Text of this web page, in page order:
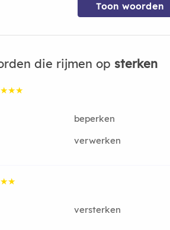
Toon woorden
die rijmen op sterken
beperken
verwerken
versterken